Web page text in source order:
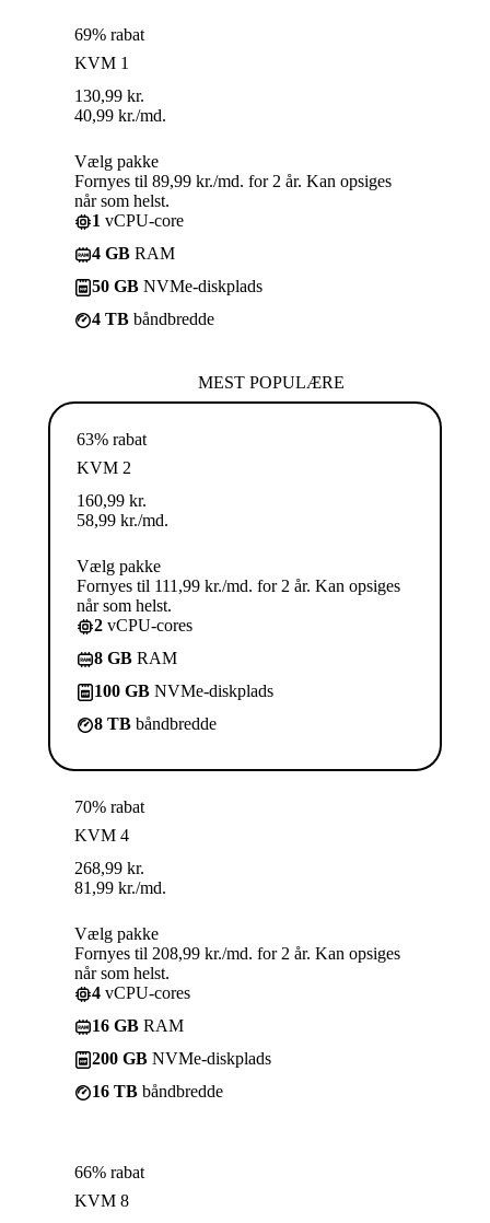
69% rabat
KVM 1
130,99 kr.
40,99 kr./md.
Vælg pakke
Fornyes til 89,99 kr./md. for 2 år. Kan opsiges
når som helst.
1 vCPU-core
4 GB RAM
50 GB NVMe-diskplads
4 TB båndbredde
MEST POPULÆRE
63% rabat
KVM 2
160,99 kr.
58,99 kr./md.
Vælg pakke
Fornyes til 111,99 kr./md. for 2 år. Kan opsiges
når som helst.
2 vCPU-cores
8 GB RAM
100 GB NVMe-diskplads
8 TB båndbredde
70% rabat
KVM 4
268,99 kr.
81,99 kr./md.
Vælg pakke
Fornyes til 208,99 kr./md. for 2 år. Kan opsiges
når som helst.
4 vCPU-cores
16 GB RAM
200 GB NVMe-diskplads
16 TB båndbredde
66% rabat
KVM 8